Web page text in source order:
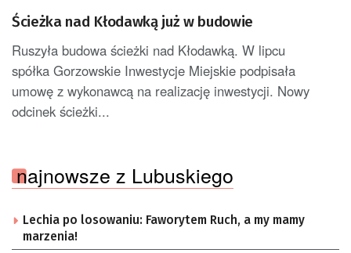
Ścieżka nad Kłodawką już w budowie
Ruszyła budowa ścieżki nad Kłodawką. W lipcu
spółka Gorzowskie Inwestycje Miejskie podpisała
umowę z wykonawcą na realizację inwestycji. Nowy
odcinek ścieżki...
najnowsze z Lubuskiego
Lechia po losowaniu: Faworytem Ruch, a my mamy
marzenia!